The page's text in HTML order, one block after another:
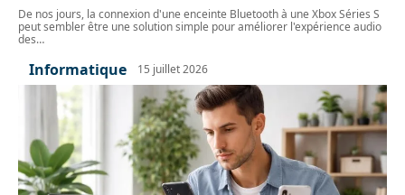
De nos jours, la connexion d'une enceinte Bluetooth à une Xbox Séries S
peut sembler être une solution simple pour améliorer l'expérience audio
des…
Informatique 15 juillet 2026